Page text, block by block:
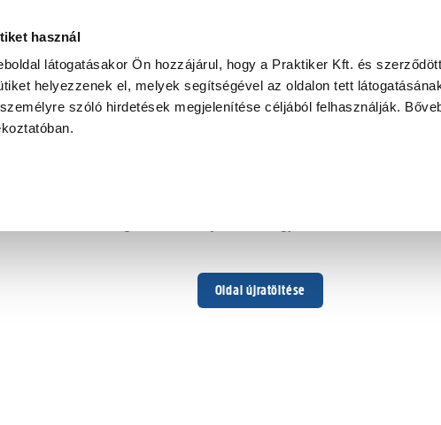
használ
látogatásakor Ön hozzájárul, hogy a Praktiker Kft. és
helyezzenek el, melyek segítségével az oldalon tett
szóló hirdetések megjelenítése céljából felhasználják.
Oldal újratöltése